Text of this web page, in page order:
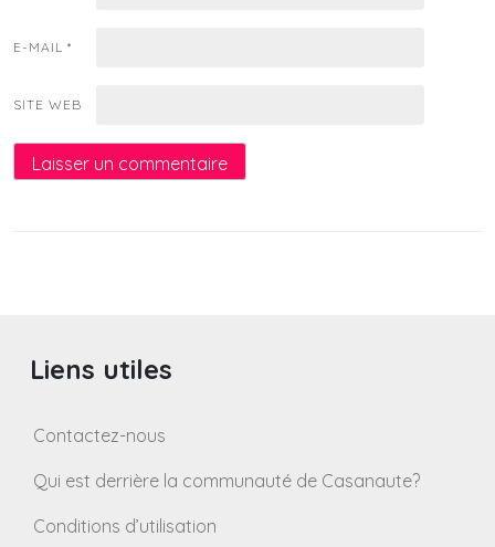
E-MAIL *
SITE WEB
Liens utiles
Contactez-nous
Qui est derrière la communauté de Casanaute?
Conditions d’utilisation